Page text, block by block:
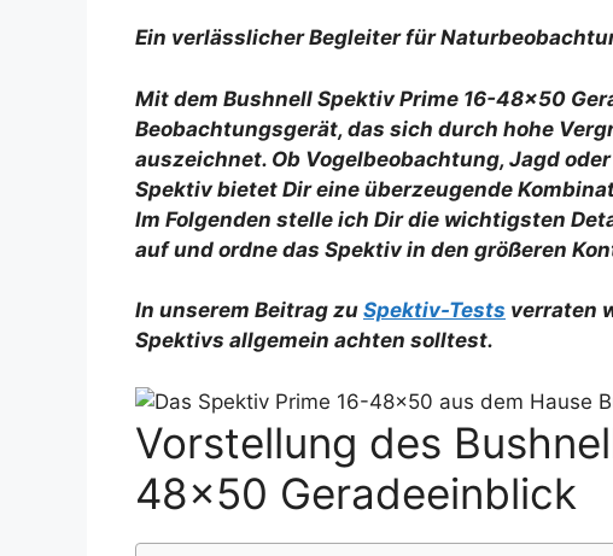
Ein verlässlicher Begleiter für
Mit dem Bushnell Spektiv Prime 16-48×50
Beobachtungsgerät, das sich durch hohe
auszeichnet. Ob Vogelbeobachtung, Jagd
Spektiv bietet Dir eine überzeugende
Im Folgenden stelle ich Dir die wichtigsten
auf und ordne das Spektiv in den größeren
In unserem Beitrag zu Spektiv-Tests verraten
Spektivs allgemein achten solltest.
Vorstellung des
48×50 Geradeeinblick